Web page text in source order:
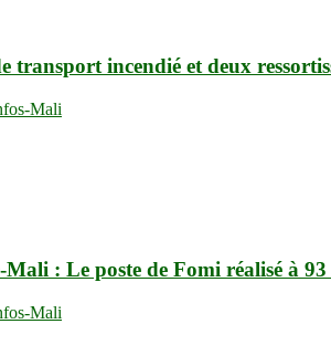
transport incendié et deux
Mali
: Le poste de Fomi réalisé à
Mali